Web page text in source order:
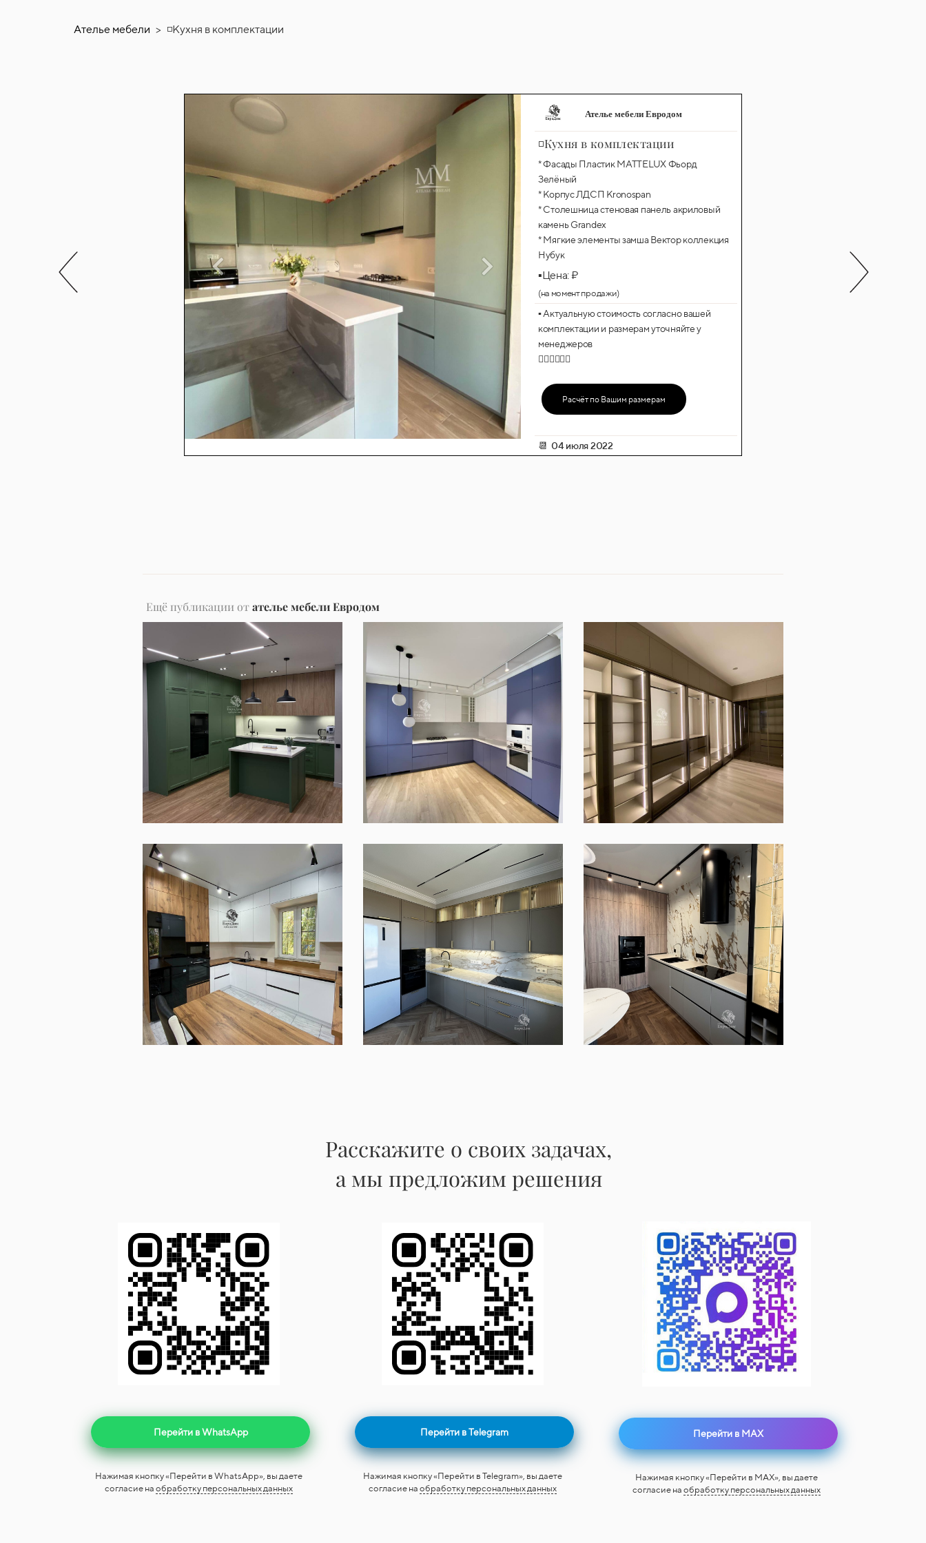
Ателье мебели > ◽Кухня в комплектации
Ателье мебели Евродом
◽Кухня в комплектации
* Фасады Пластик MATTELUX Фьорд
Зелёный
* Корпус ЛДСП Kronospan
* Столешница стеновая панель акриловый
камень Grandex
* Мягкие элементы замша Вектор коллекция
Нубук
▪️Цена: ₽
(на момент продажи)
▪️ Актуальную стоимость согласно вашей
комплектации и размерам уточняйте у
менеджеров
👇🏻👇🏻👇🏻
Расчёт по Вашим размерам
📆 04 июля 2022
Ещё публикации отателье мебели Евродом
Расскажите о своих задачах,
а мы предложим решения
Перейти в WhatsApp
Нажимая кнопку «Перейти в WhatsApp», вы даете
согласие на обработку персональных данных
Перейти в Telegram
Нажимая кнопку «Перейти в Telegram», вы даете
согласие на обработку персональных данных
Перейти в MAX
Нажимая кнопку «Перейти в MAX», вы даете
согласие на обработку персональных данных